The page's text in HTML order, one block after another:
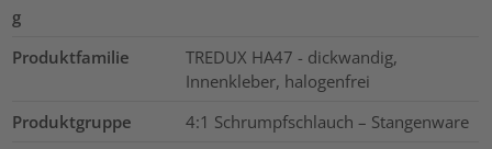
g
Produktfamilie
TREDUX HA47 - dickwandig,
Innenkleber, halogenfrei
Produktgruppe
4:1 Schrumpfschlauch – Stangenware